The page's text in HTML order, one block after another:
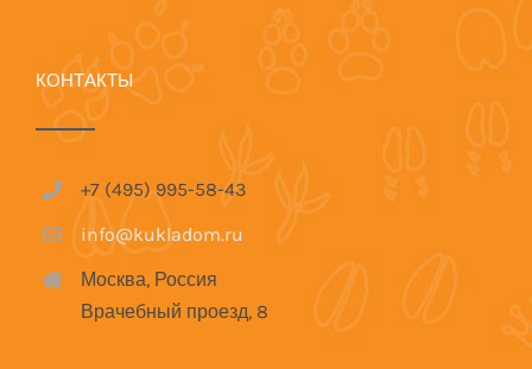
КОНТАКТЫ
+7 (495) 995-58-43
info@kukladom.ru
Москва, Россия
Врачебный проезд, 8